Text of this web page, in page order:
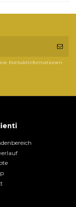
Kontaktinformationen